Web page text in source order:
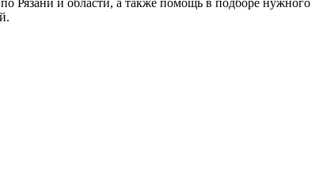
Рязани и области, а также помощь в подборе нужного